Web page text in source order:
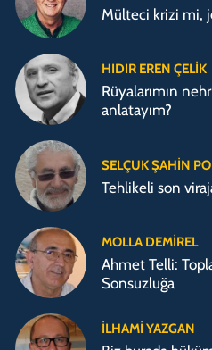
Mülteci krizi mi,
HIDIR EREN ÇELIK
Rüyalarımın
anlatayım?
SELÇUK ŞAHIN
Tehlikeli son
MOLLA DEMIREL
Ahmet Telli:
Sonsuzluğa
İLHAMI YAZGAN